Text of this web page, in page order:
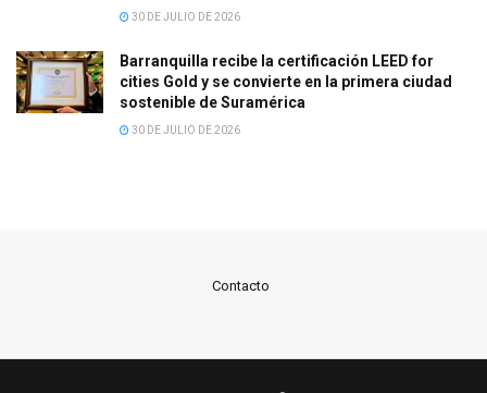
30 DE JULIO DE 2026
Barranquilla recibe la certificación LEED for
cities Gold y se convierte en la primera ciudad
sostenible de Suramérica
30 DE JULIO DE 2026
Contacto